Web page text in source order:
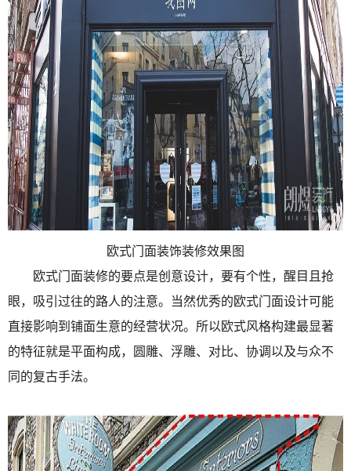
欧式门面装饰装修效果图
欧式门面装修的要点是创意设计，要有个性，醒目且抢
眼，吸引过往的路人的注意。当然优秀的欧式门面设计可能
直接影响到铺面生意的经营状况。所以欧式风格构建最显著
的特征就是平面构成，圆雕、浮雕、对比、协调以及与众不
同的复古手法。